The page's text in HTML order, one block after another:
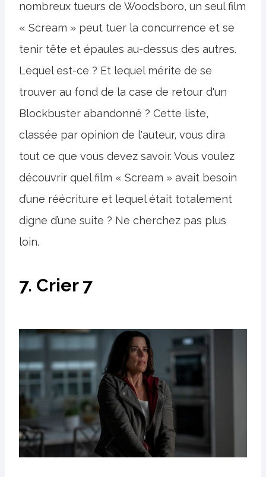
nombreux tueurs de Woodsboro, un seul film
« Scream » peut tuer la concurrence et se
tenir tête et épaules au-dessus des autres.
Lequel est-ce ? Et lequel mérite de se
trouver au fond de la case de retour d'un
Blockbuster abandonné ? Cette liste,
classée par opinion de l'auteur, vous dira
tout ce que vous devez savoir. Vous voulez
découvrir quel film « Scream » avait besoin
d’une réécriture et lequel était totalement
digne d’une suite ? Ne cherchez pas plus
loin.
7. Crier 7